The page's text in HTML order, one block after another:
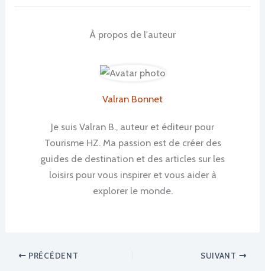
À propos de l'auteur
Valran Bonnet
Je suis Valran B., auteur et éditeur pour
Tourisme HZ. Ma passion est de créer des
guides de destination et des articles sur les
loisirs pour vous inspirer et vous aider à
explorer le monde.
PRÉCÉDENT SUIVANT